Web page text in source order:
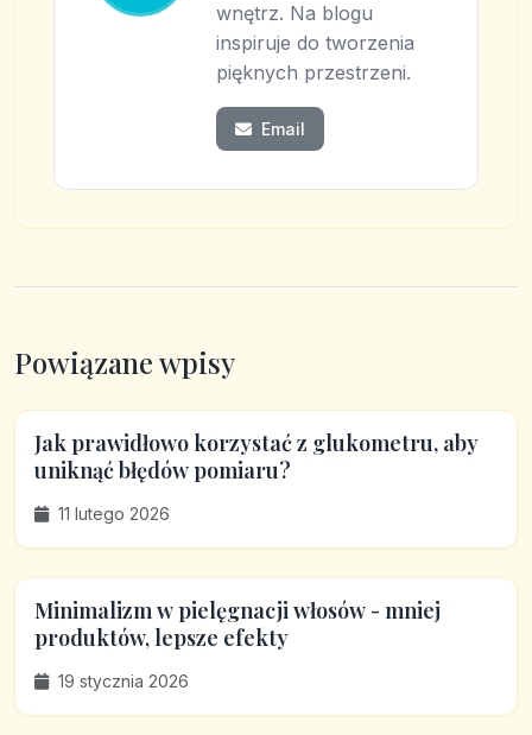
wnętrz. Na blogu
inspiruje do tworzenia
pięknych przestrzeni.
Email
Powiązane wpisy
Jak prawidłowo korzystać z glukometru, aby
uniknąć błędów pomiaru?
11 lutego 2026
Minimalizm w pielęgnacji włosów - mniej
produktów, lepsze efekty
19 stycznia 2026